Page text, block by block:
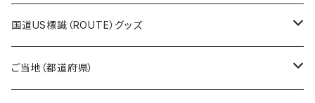
トートバッグ
千葉ロッテマリーンズコラボ
ホテルキーホルダー
トートバッグ
ホテルキーホルダー
ステッカー
国道0～99号線
Tシャツ
国道US標識（ROUTE）グッズ
ステッカー
ご当地（都道府県）